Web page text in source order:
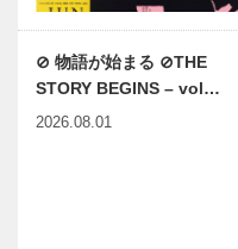
⊘ 物語が始まる ⊘THE
STORY BEGINS – vol…
2026.08.01